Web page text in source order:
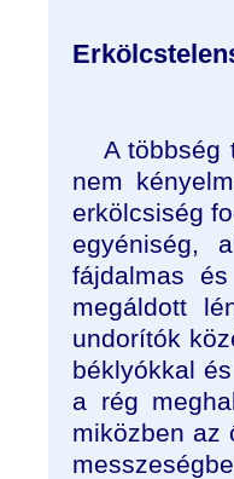
A többség
nem
erkölcsiség
egyéniség,
fájdalmas
megáldott
undorítók
béklyókkal
a rég
miközben az